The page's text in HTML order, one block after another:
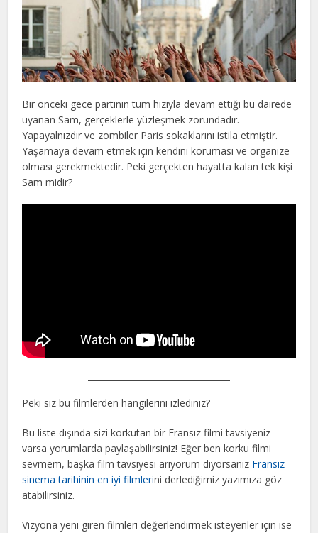
Bir önceki gece partinin tüm hızıyla devam ettiği bu dairede
uyanan Sam, gerçeklerle yüzleşmek zorundadır.
Yapayalnızdır ve zombiler Paris sokaklarını istila etmiştir.
Yaşamaya devam etmek için kendini koruması ve organize
olması gerekmektedir. Peki gerçekten hayatta kalan tek kişi
Sam midir?
Peki siz bu filmlerden hangilerini izlediniz?
Bu liste dışında sizi korkutan bir Fransız filmi tavsiyeniz
varsa yorumlarda paylaşabilirsiniz! Eğer ben korku filmi
sevmem, başka film tavsiyesi arıyorum diyorsanız Fransız
sinema tarihinin en iyi filmlerini derlediğimiz yazımıza göz
atabilirsiniz.
Vizyona yeni giren filmleri değerlendirmek isteyenler için ise